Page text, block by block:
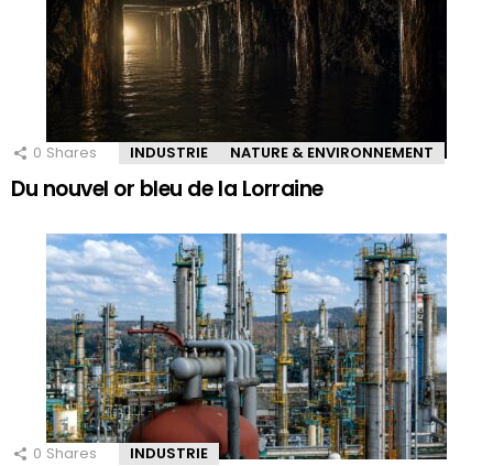
0 Shares INDUSTRIE NATURE & ENVIRONNEMENT
Du nouvel or bleu de la Lorraine
0 Shares INDUSTRIE